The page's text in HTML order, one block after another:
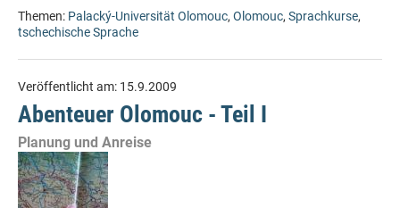
Themen: Palacký-Universität Olomouc, Olomouc, Sprachkurse,
tschechische Sprache
Veröffentlicht am: 15.9.2009
Abenteuer Olomouc - Teil I
Planung und Anreise